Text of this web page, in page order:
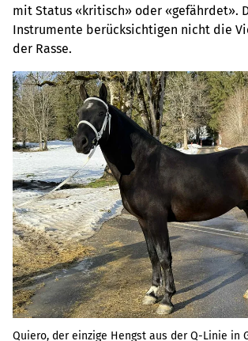
mit Status «kritisch» oder «gefährdet».
Instrumente berücksichtigen nicht die
der Rasse.
Quiero, der einzige Hengst aus der Q-Linie in